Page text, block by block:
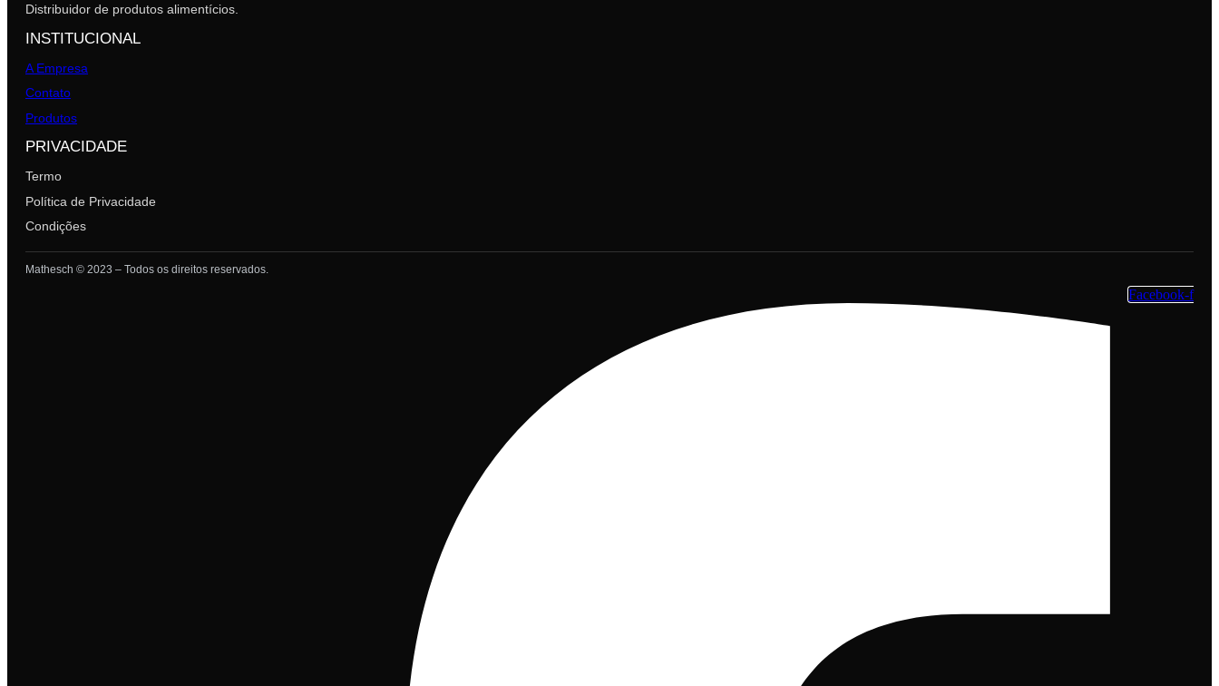
Distribuidor de produtos alimentícios.
INSTITUCIONAL
A Empresa
Contato
Produtos
PRIVACIDADE
Termo
Política de Privacidade
Condições
Mathesch © 2023 – Todos os direitos reservados.
Facebook-f